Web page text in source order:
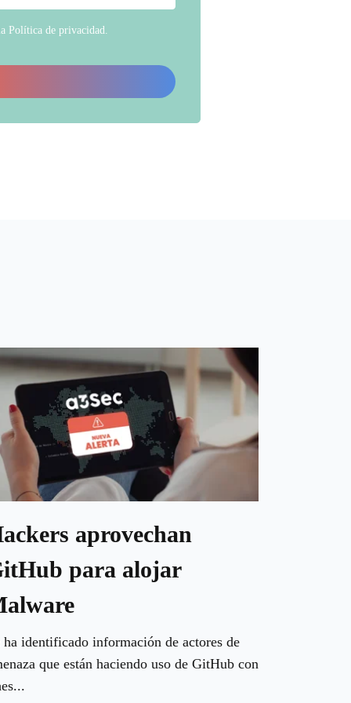
Política de privacidad.
aprovechan
para alojar
ha identificado información de actores de
que están haciendo uso de GitHub con